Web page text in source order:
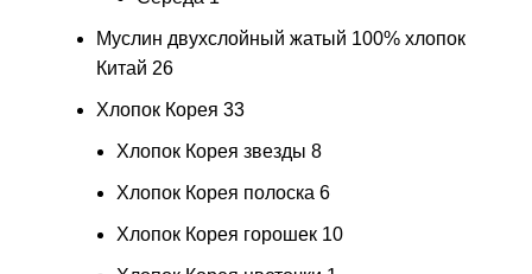
Муслин двухслойный жатый 100% хлопок
Китай 26
Хлопок Корея 33
Хлопок Корея звезды 8
Хлопок Корея полоска 6
Хлопок Корея горошек 10